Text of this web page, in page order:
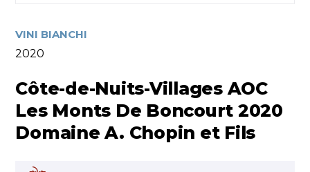
VINI BIANCHI
2020
Côte-de-Nuits-Villages AOC
Les Monts De Boncourt 2020
Domaine A. Chopin et Fils